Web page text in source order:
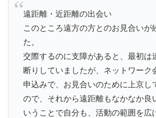
遠距離・近距離の出会い
このところ遠方の方とのお見合いが
た。
交際するのに支障があると、最初は
断りしていましたが、ネットワーク
申込みで、お見合いのために上京し
ので、それから遠距離もなかなか
いうことで自分も、活動の範囲を広